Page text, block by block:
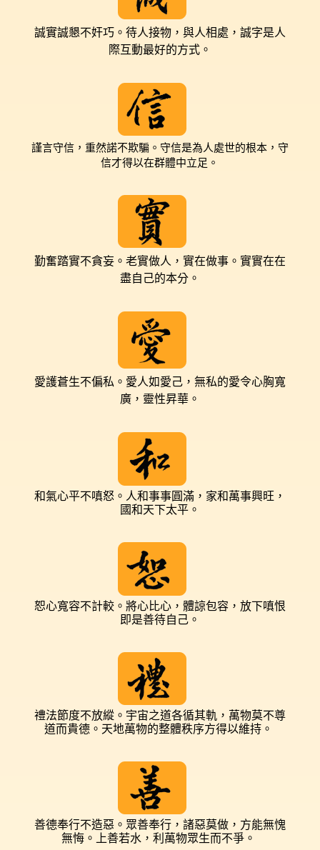
誠實誠懇不奸巧。待人接物，與人相處，誠字是人
際互動最好的方式。
謹言守信，重然諾不欺騙。守信是為人處世的根本，守
信才得以在群體中立足。
勤奮踏實不貪妄。老實做人 ， 實在做事。實實在在
盡自己的本分。
愛護蒼生不偏私。愛人如愛己， 無私的愛令心胸寬
廣，靈性昇華。
和氣心平不嗔怒 。 人和事事圓滿，家和萬事興旺，
國和天下太平。
恕心寬容不計較。 將心比心，體諒包容，放下嗔恨
即是善待自己。
禮法節度不放縱。宇宙之道各循其軌，萬物莫不尊
道而貴德。天地萬物的整體秩序方得以維持。
善德奉行不造惡。眾善奉行，諸惡莫做，方能無愧
無悔。上善若水 ， 利萬物眾生而不爭。